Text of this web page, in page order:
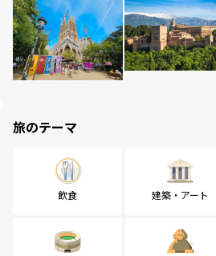
旅のテーマ
飲食 建築・アート